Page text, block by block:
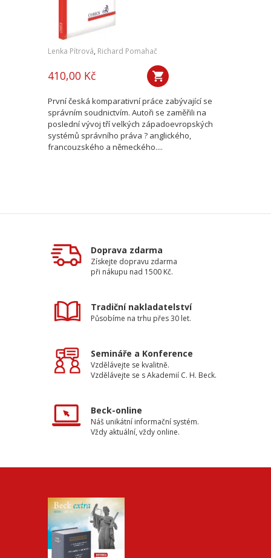
Lenka Pítrová, Richard Pomahač
410,00 Kč
První česká komparativní práce zabývající se
správním soudnictvím. Autoři se zaměřili na
poslední vývoj tří velkých západoevropských
systémů správního práva ? anglického,
francouzského a německého....
Doprava zdarma
Získejte dopravu zdarma
při nákupu nad 1500 Kč.
Tradiční nakladatelství
Působíme na trhu přes 30 let.
Semináře a Konference
Vzdělávejte se kvalitně.
Vzdělávejte se s Akademií C. H. Beck.
Beck-online
Náš unikátní informační systém.
Vždy aktuální, vždy online.